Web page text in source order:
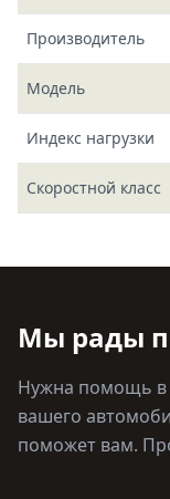
Производитель
Модель
Индекс нагрузки
Скоростной класс
Мы рады
Нужна помощь в
вашего
поможет вам.